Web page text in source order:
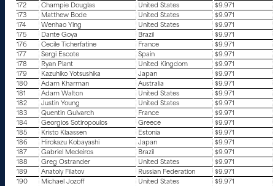
172
Champie Douglas United States
$9.971
173
Matthew Bode United States
$9.971
174
Wenhao Ying United States
$9.971
175
Dante Goya Brazil
$9.971
176
Cecile Ticherfatine France
$9.971
177
Sergi Escote Spain
$9.971
178
Ryan Plant United Kingdom
$9.971
179
Kazuhiko Yotsushika Japan
$9.971
180
Adam Kharman Australia
$9.971
181
Adam Walton United States
$9.971
182
Justin Young United States
$9.971
183
Quentin Guivarch France
$9.971
184
Georgios Sotiropoulos Greece
$9.971
185
Kristo Klaassen Estonia
$9.971
186
Hirokazu Kobayashi Japan
$9.971
187
Gabriel Medeiros Brazil
$9.971
188
Greg Ostrander United States
$9.971
189
Anatoly Filatov Russian Federation
$9.971
190
Michael Jozoff United States
$9.971